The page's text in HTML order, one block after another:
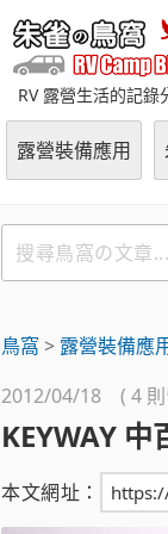
RV 露營生活的記錄
露營裝備應用
搜
尋
の
章
鳥窩 > 露營裝備應
2012/04/18 ( 4
KEYWAY
本文網址：